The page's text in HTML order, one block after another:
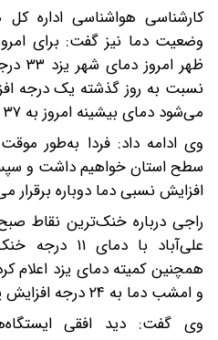
کارشناسی هواشناسی اداره کل
وضعیت دما نیز گفت: برای
ظهر
نسبت به روز گذشته یک درجه
می‌شود دمای بیشینه امروز به ۳۷ درجه برسد.
سطح استان خواهیم داشت و
افزایش نسبی دما دوباره برقرار
راجی درباره خنک‌ترین نقاط
علی‌آباد با
و امشب دما به ۲۴ درجه افزایش پیدا می‌کند.